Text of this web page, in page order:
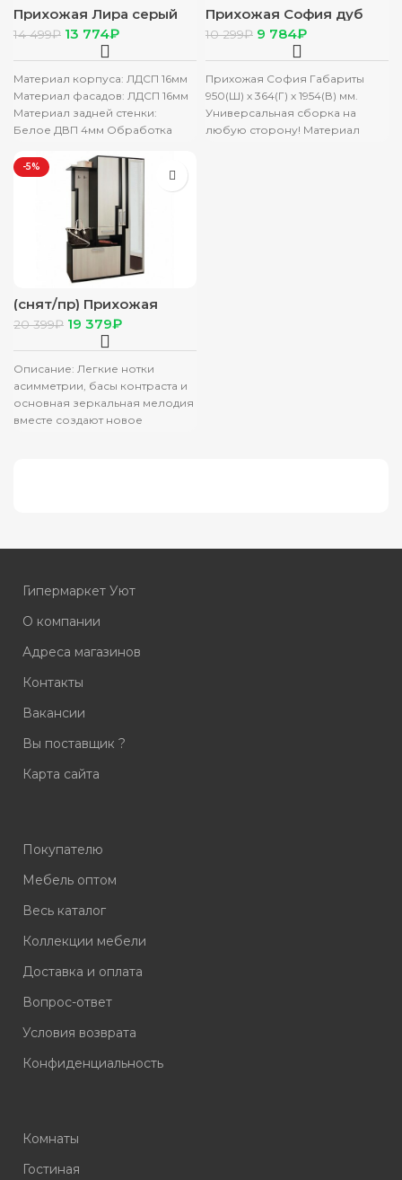
Прихожая Лира серый
дуб/белый
14 499₽ 13 774₽
Материал корпуса: ЛДСП 16мм
Материал фасадов: ЛДСП 16мм
Материал задней стенки:
Белое ДВП 4мм Обработка
Кромочный материал: ПВХ
Прихожая София дуб
вотан/белый
10 299₽ 9 784₽
Прихожая София Габариты
950(Ш) х 364(Г) х 1954(В) мм.
Универсальная сборка на
любую сторону! Материал
-5%
(снят/пр) Прихожая
“Лира-NEW ” венге/
лоредо
20 399₽ 19 379₽
Описание: Легкие нотки
асимметрии, басы контраста и
основная зеркальная мелодия
вместе создают новое
Гипермаркет Уют
О компании
Адреса магазинов
Контакты
Вакансии
Вы поставщик ?
Карта сайта
Покупателю
Мебель оптом
Весь каталог
Коллекции мебели
Доставка и оплата
Вопрос-ответ
Условия возврата
Конфиденциальность
Комнаты
Гостиная